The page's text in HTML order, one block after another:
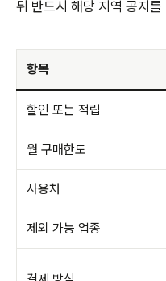
뒤 반드시 해당 지역 공지
항목
할인 또는 적립
월 구매한도
사용처
제외 가능 업종